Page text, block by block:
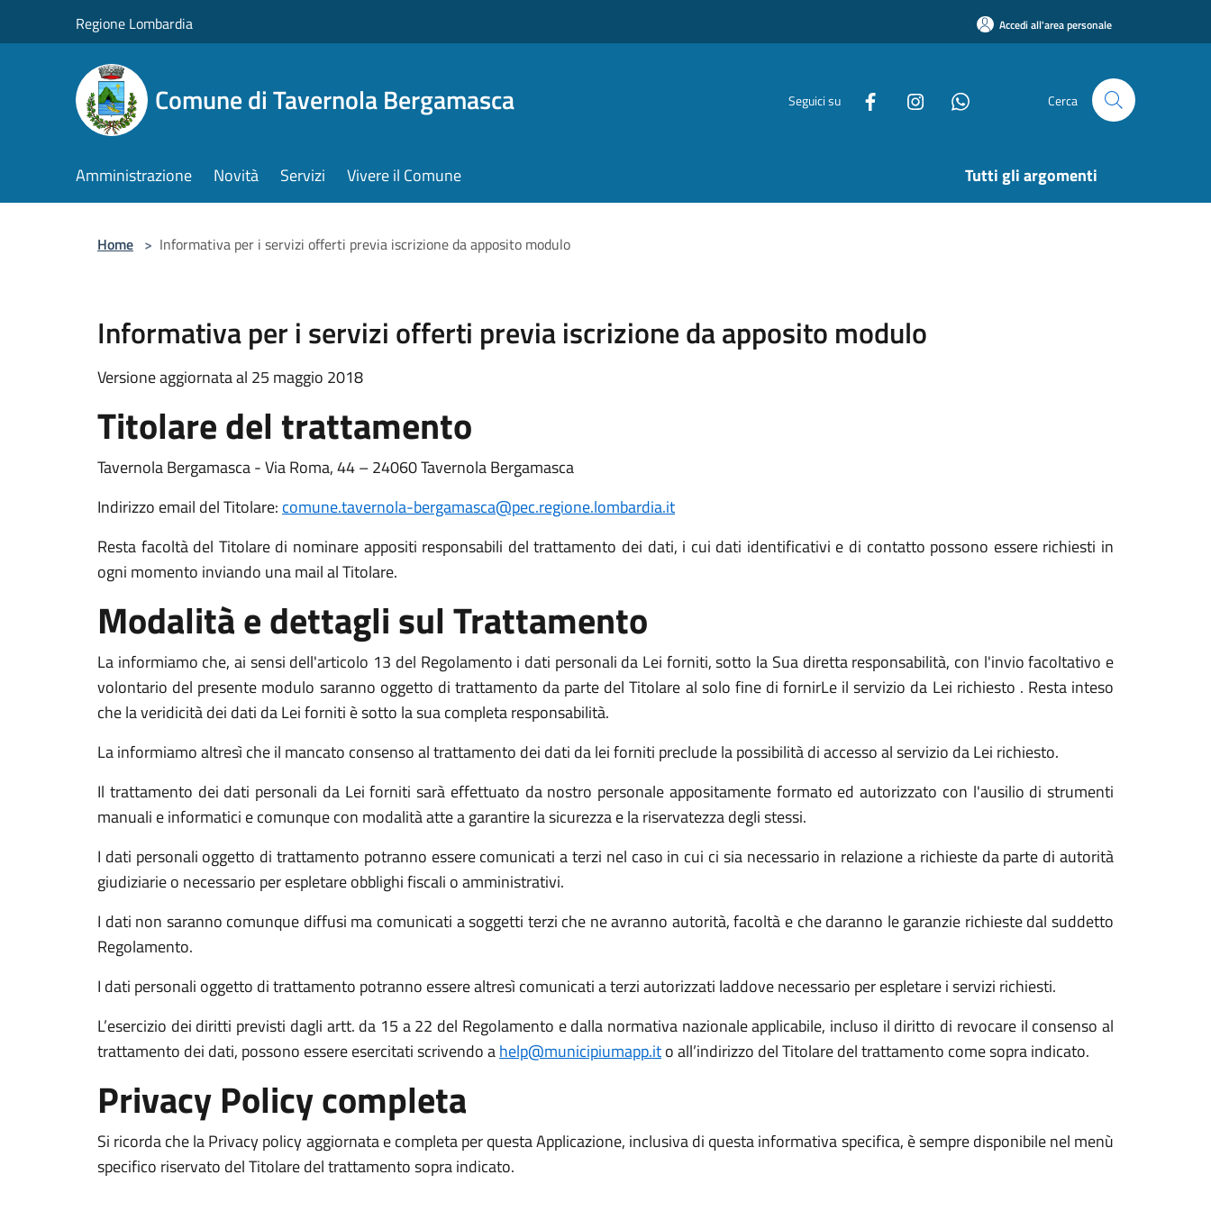
Regione Lombardia Accedi all'area personale
Comune di Tavernola Bergamasca Seguici su Cerca
Amministrazione Novità Servizi Vivere il Comune Tutti gli argomenti
Home > Informativa per i servizi offerti previa iscrizione da apposito modulo
Informativa per i servizi offerti previa iscrizione da apposito modulo
Versione aggiornata al 25 maggio 2018
Titolare del trattamento
Tavernola Bergamasca - Via Roma, 44 – 24060 Tavernola Bergamasca
Indirizzo email del Titolare: comune.tavernola-bergamasca@pec.regione.lombardia.it
Resta facoltà del Titolare di nominare appositi responsabili del trattamento dei dati, i cui dati identificativi e di contatto possono essere richiesti in
ogni momento inviando una mail al Titolare.
Modalità e dettagli sul Trattamento
La informiamo che, ai sensi dell'articolo 13 del Regolamento i dati personali da Lei forniti, sotto la Sua diretta responsabilità, con l'invio facoltativo e
volontario del presente modulo saranno oggetto di trattamento da parte del Titolare al solo fine di fornirLe il servizio da Lei richiesto . Resta inteso
che la veridicità dei dati da Lei forniti è sotto la sua completa responsabilità.
La informiamo altresì che il mancato consenso al trattamento dei dati da lei forniti preclude la possibilità di accesso al servizio da Lei richiesto.
Il trattamento dei dati personali da Lei forniti sarà effettuato da nostro personale appositamente formato ed autorizzato con l'ausilio di strumenti
manuali e informatici e comunque con modalità atte a garantire la sicurezza e la riservatezza degli stessi.
I dati personali oggetto di trattamento potranno essere comunicati a terzi nel caso in cui ci sia necessario in relazione a richieste da parte di autorità
giudiziarie o necessario per espletare obblighi fiscali o amministrativi.
I dati non saranno comunque diffusi ma comunicati a soggetti terzi che ne avranno autorità, facoltà e che daranno le garanzie richieste dal suddetto
Regolamento.
I dati personali oggetto di trattamento potranno essere altresì comunicati a terzi autorizzati laddove necessario per espletare i servizi richiesti.
L’esercizio dei diritti previsti dagli artt. da 15 a 22 del Regolamento e dalla normativa nazionale applicabile, incluso il diritto di revocare il consenso al
trattamento dei dati, possono essere esercitati scrivendo ahelp@municipiumapp.ito all’indirizzo del Titolare del trattamento come sopra indicato.
Privacy Policy completa
Si ricorda che la Privacy policy aggiornata e completa per questa Applicazione, inclusiva di questa informativa specifica, è sempre disponibile nel menù
specifico riservato del Titolare del trattamento sopra indicato.